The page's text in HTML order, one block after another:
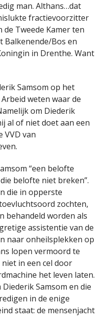
man. Althans…dat
fractievoorzitter
de Tweede Kamer ten
Balkenende/Bos en
in Drenthe. Want
Samsom op het
weten waar de
om Diederik
al of niet doet aan een
VVD van
“een belofte
belofte niet breken”.
die in opperste
zochten,
behandeld worden als
assistentie van de
naar onheilsplekken op
lopen vermoord te
in een cel door
het leven laten.
Samsom en die
in de enige
staat: de mensenjacht